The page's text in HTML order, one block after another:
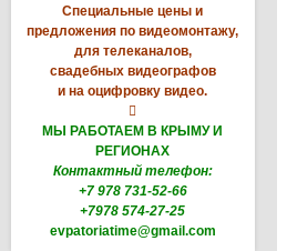
Специальные цены и
предложения по видеомонтажу,
для телеканалов,
свадебных видеографов
и на оцифровку видео.

МЫ РАБОТАЕМ В КРЫМУ И
РЕГИОНАХ
Контактный телефон:
+7 978 731-52-66
+7978 574-27-25
evpatoriatime@gmail.com